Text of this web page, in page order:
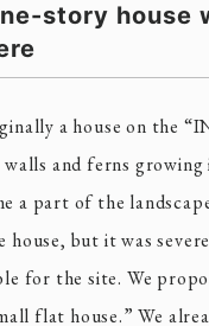
story house
a house on the
and ferns
a part of the
house, but it was
for the site. We
flat house.” We